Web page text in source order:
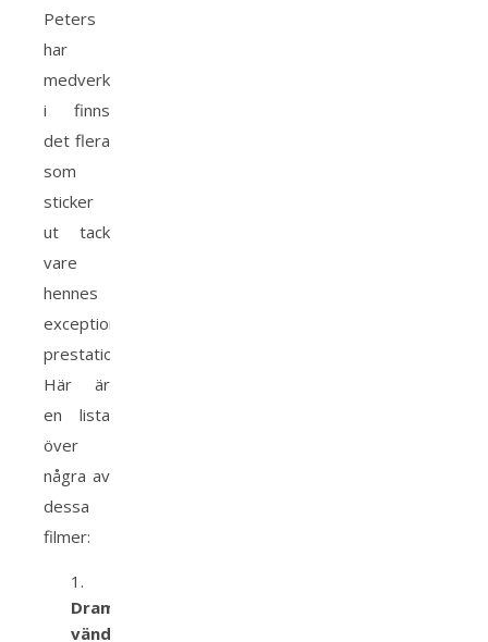
Peters
har
medverkat
i finns
det flera
som
sticker
ut tack
vare
hennes
exceptionella
prestationer.
Här är
en lista
över
några av
dessa
filmer:
Dramatiska
vändningar: